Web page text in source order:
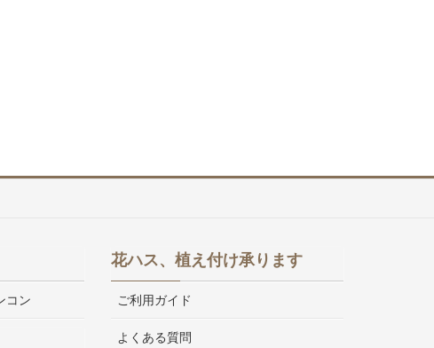
コン
花ハス、植え付け承ります
ご利用ガイド
よくある質問